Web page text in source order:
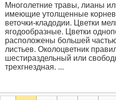
Многолетние травы, лианы
имеющие утолщенные
веточки-кладодии. Цветки
ягодообразные. Цветки
расположены большей
листьев. Околоцветник
шестираздельный или
трехгнездная. ...